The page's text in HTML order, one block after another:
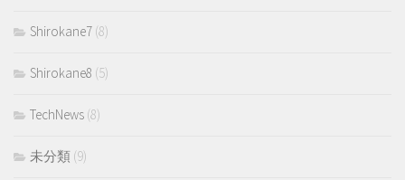
Shirokane7 (8)
Shirokane8 (5)
TechNews (8)
未分類 (9)